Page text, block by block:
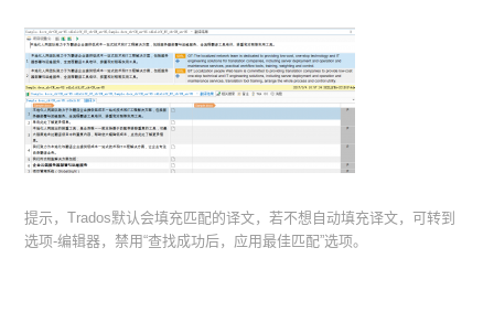
提示，Trados默认会填充匹配的译文，若不想自动填充译文，可转到
选项-编辑器，禁用“查找成功后，应用最佳匹配”选项。